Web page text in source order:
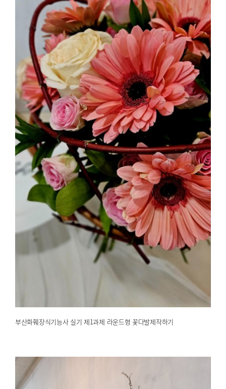
부산화훼장식기능사 실기 제1과제 라운드형 꽃다발제작하기
해운대한국문화센터
부산화훼장식기능사 실기 제1과제 라운드형 꽃다발제작하기